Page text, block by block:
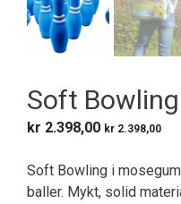
Soft Bowling
kr 2.398,00 kr 2.398,00
Soft Bowling i
baller. Mykt, solid